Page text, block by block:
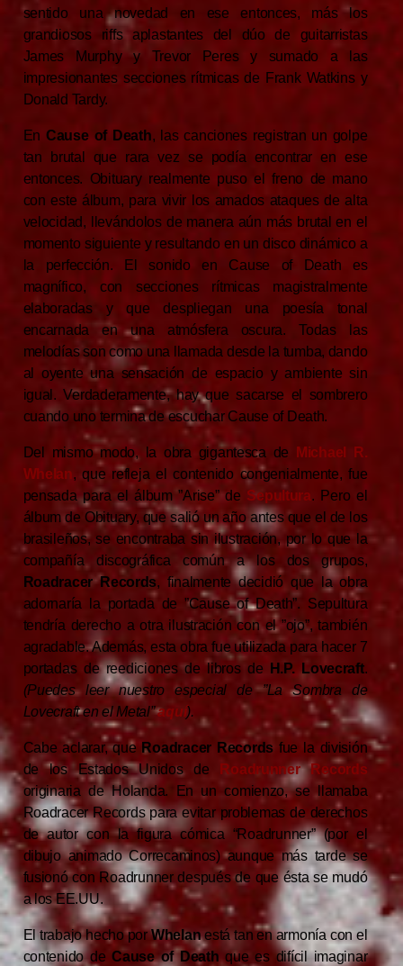
sentido una novedad en ese entonces, más los
grandiosos riffs aplastantes del dúo de guitarristas
James Murphy y Trevor Peres y sumado a las
impresionantes secciones rítmicas de Frank Watkins y
Donald Tardy.
En Cause of Death, las canciones registran un golpe
tan brutal que rara vez se podía encontrar en ese
entonces. Obituary realmente puso el freno de mano
con este álbum, para vivir los amados ataques de alta
velocidad, llevándolos de manera aún más brutal en el
momento siguiente y resultando en un disco dinámico a
la perfección. El sonido en Cause of Death es
magnífico, con secciones rítmicas magistralmente
elaboradas y que despliegan una poesía tonal
encarnada en una atmósfera oscura. Todas las
melodías son como una llamada desde la tumba, dando
al oyente una sensación de espacio y ambiente sin
igual. Verdaderamente, hay que sacarse el sombrero
cuando uno termina de escuchar Cause of Death.
Del mismo modo, la obra gigantesca de
Michael R.
Whelan, que refleja el contenido congenialmente, fue
pensada para el álbum ”Arise” de Sepultura. Pero el
álbum de Obituary, que salió un año antes que el de los
brasileños, se encontraba sin ilustración, por lo que la
compañía discográfica común a los dos grupos,
Roadracer Records, finalmente decidió que la obra
adornaría la portada de ”Cause of Death”. Sepultura
tendría derecho a otra ilustración con el ”ojo”, también
agradable. Además, esta obra fue utilizada para hacer 7
portadas de reediciones de libros de
H.P. Lovecraft.
(Puedes leer nuestro especial de ”La Sombra de
Lovecraft en el Metal”aquí).
Cabe aclarar, que Roadracer Records fue la división
de los Estados Unidos de
Roadrunner Records
originaria de Holanda. En un comienzo, se llamaba
Roadracer Records para evitar problemas de derechos
de autor con la figura cómica “Roadrunner” (por el
dibujo animado Correcaminos) aunque más tarde se
fusionó con Roadrunner después de que ésta se mudó
a los EE.UU.
El trabajo hecho porWhelanestá tan en armonía con el
contenido deCause of Death que es difícil imaginar